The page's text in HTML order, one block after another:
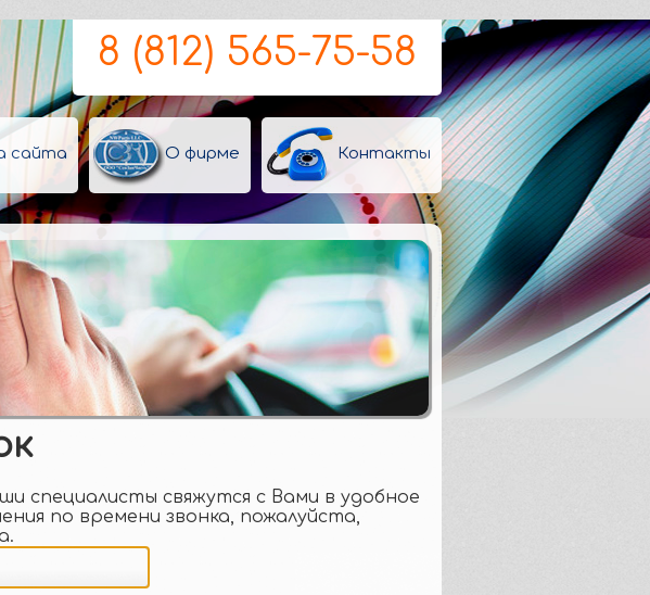
8 (812) 565-75-58
сайта О фирме Контакты
специалисты свяжутся с Вами в удобное
по времени звонка, пожалуйста,